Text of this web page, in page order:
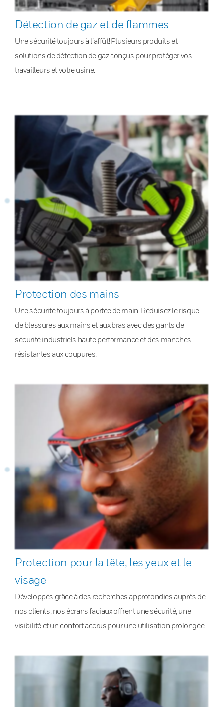
Détection de gaz et de flammes
Une sécurité toujours à l’affût! Plusieurs produits et
solutions de détection de gaz conçus pour protéger vos
travailleurs et votre usine.
Protection des mains
Une sécurité toujours à portée de main. Réduisez le risque
de blessures aux mains et aux bras avec des gants de
sécurité industriels haute performance et des manches
résistantes aux coupures.
Protection pour la tête, les yeux et le
visage
Développés grâce à des recherches approfondies auprès de
nos clients, nos écrans faciaux offrent une sécurité, une
visibilité et un confort accrus pour une utilisation prolongée.